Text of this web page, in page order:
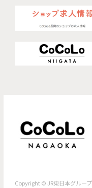
Copyright © JR東日本グルー